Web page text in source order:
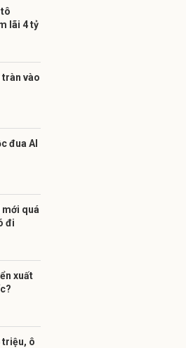
lãi 4 tỷ
tràn vào
đua AI
mới quá
đi
xuất
triệu, ô